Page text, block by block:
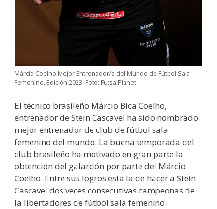
Márcio Coelho Mejor Entrenador/a del Mundo de Fútbol Sala
Femenino. Edición 2023. Foto: FutsalPlanet
El técnico brasileño Márcio Bica Coelho,
entrenador de Stein Cascavel ha sido nombrado
mejor entrenador de club de fútbol sala
femenino del mundo. La buena temporada del
club brasileño ha motivado en gran parte la
obtención del galardón por parte del Márcio
Coelho. Entre sus logros esta la de hacer a Stein
Cascavel dos veces consecutivas campeonas de
la libertadores de fútbol sala femenino.